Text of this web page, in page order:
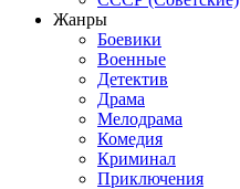
Жанры
Боевики
Военные
Детектив
Драма
Мелодрама
Комедия
Криминал
Приключения